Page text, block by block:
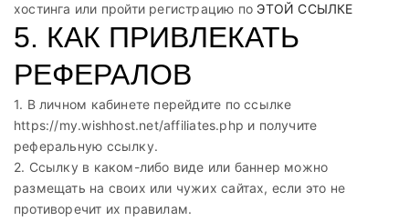
хостинга или пройти регистрацию по ЭТОЙ ССЫЛКЕ
5. КАК ПРИВЛЕКАТЬ
РЕФЕРАЛОВ
1. В личном кабинете перейдите по ссылке
https://my.wishhost.net/affiliates.php и получите
реферальную ссылку.
2. Ссылку в каком-либо виде или баннер можно
размещать на своих или чужих сайтах, если это не
противоречит их правилам.